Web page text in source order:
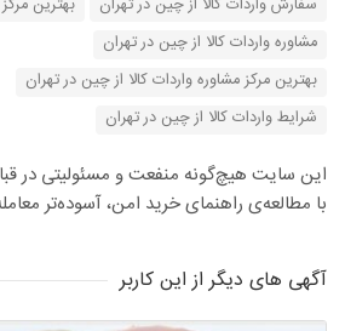
سفارش واردات کالا از چین در تهران
بهترین
مشاوره واردات کالا از چین در تهران
بهترین مرکز مشاوره واردات کالا از چین در تهران
شرایط واردات کالا از چین در تهران
این سایت هیچ‌گونه منفعت و مسئولیتی در
با مطالعه‌ی راهنمای خرید امن، آسوده‌تر
آگهی های دیگر از این کاربر